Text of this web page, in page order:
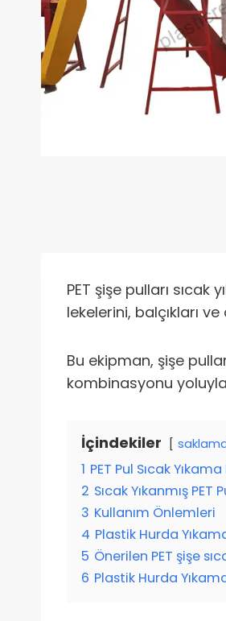
PET şişe pulları
lekelerini, balçıkları
Bu ekipman, şişe
kombinasyonu
İçindekiler
1 PET Pul Sıcak
2 Sıcak Yıkanmış
3 Kullanım Önlemleri
4 Plastik Hurda
5 Önerilen PET şişe
6 Plastik Hurda